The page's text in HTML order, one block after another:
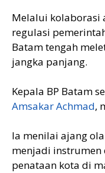
Melalui kolaborasi
regulasi
Batam tengah
jangka panjang.
Kepala BP Batam
Amsakar Achmad,
Ia menilai ajang
menjadi
penataan kota di